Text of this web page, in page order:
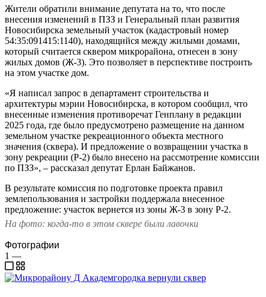
Жители обратили внимание депутата на то, что после
внесения изменений в ПЗЗ и Генеральный план развития
Новосибирска земельный участок (кадастровый номер
54:35:091415:1140), находящийся между жилыми домами,
который считается сквером микрорайона, отнесен в зону
жилых домов (Ж-3). Это позволяет в перспективе построить
на этом участке дом.
«Я написал запрос в департамент строительства и
архитектуры мэрии Новосибирска, в котором сообщил, что
внесенные изменения противоречат Генплану в редакции
2025 года, где было предусмотрено размещение на данном
земельном участке рекреационного объекта местного
значения (сквера). И предложение о возвращении участка в
зону рекреации (Р-2) было внесено на рассмотрение комиссии
по ПЗЗ», – рассказал депутат Ерлан Байжанов.
В результате комиссия по подготовке проекта правил
землепользования и застройки поддержала внесенное
предложение: участок вернется из зоны Ж-3 в зону Р-2.
На фото: когда-то в этом сквере были лавочки
Фотографии
1 —